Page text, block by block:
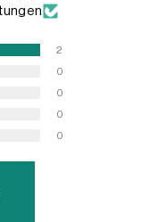
2
0
0
0
0